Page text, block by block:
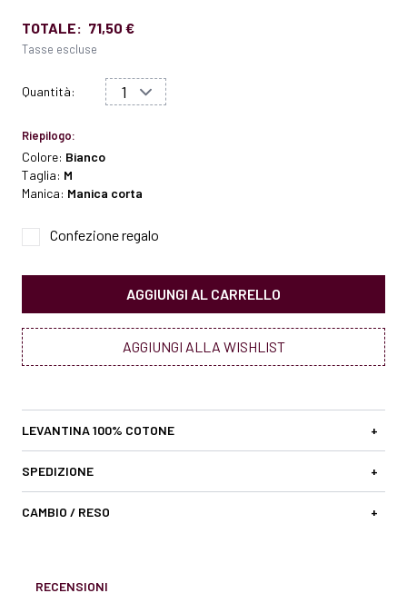
TOTALE: 71,50 €
Tasse escluse
Quantità:
Riepilogo:
Colore: Bianco
Taglia: M
Manica: Manica corta
Confezione regalo
AGGIUNGI AL CARRELLO
AGGIUNGI ALLA WISHLIST
LEVANTINA 100% COTONE +
SPEDIZIONE +
CAMBIO / RESO +
RECENSIONI